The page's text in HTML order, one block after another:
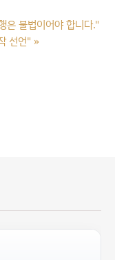
은 불법이어야 합니다."
선언" »